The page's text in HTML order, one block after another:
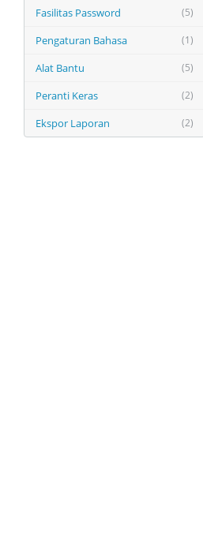
(5)
Fasilitas Password
(1)
Pengaturan Bahasa
(5)
Alat Bantu
(2)
Peranti Keras
(2)
Ekspor Laporan